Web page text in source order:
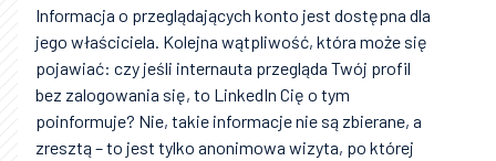
Informacja o przeglądających konto jest dostępna dla
jego właściciela. Kolejna wątpliwość, która może się
pojawiać: czy jeśli internauta przegląda Twój profil
bez zalogowania się, to LinkedIn Cię o tym
poinformuje? Nie, takie informacje nie są zbierane, a
zresztą – to jest tylko anonimowa wizyta, po której